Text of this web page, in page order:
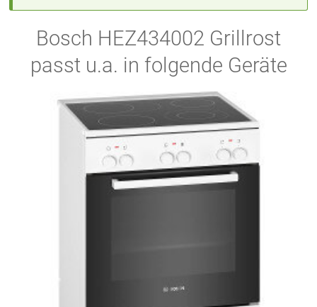
Bosch HEZ434002 Grillrost
passt u.a. in folgende Geräte